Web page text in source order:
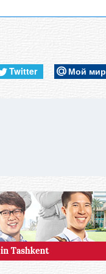
Twitter Мой мир